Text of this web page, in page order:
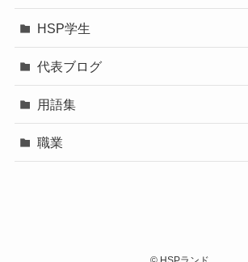
HSP学生
代表ブログ
用語集
職業